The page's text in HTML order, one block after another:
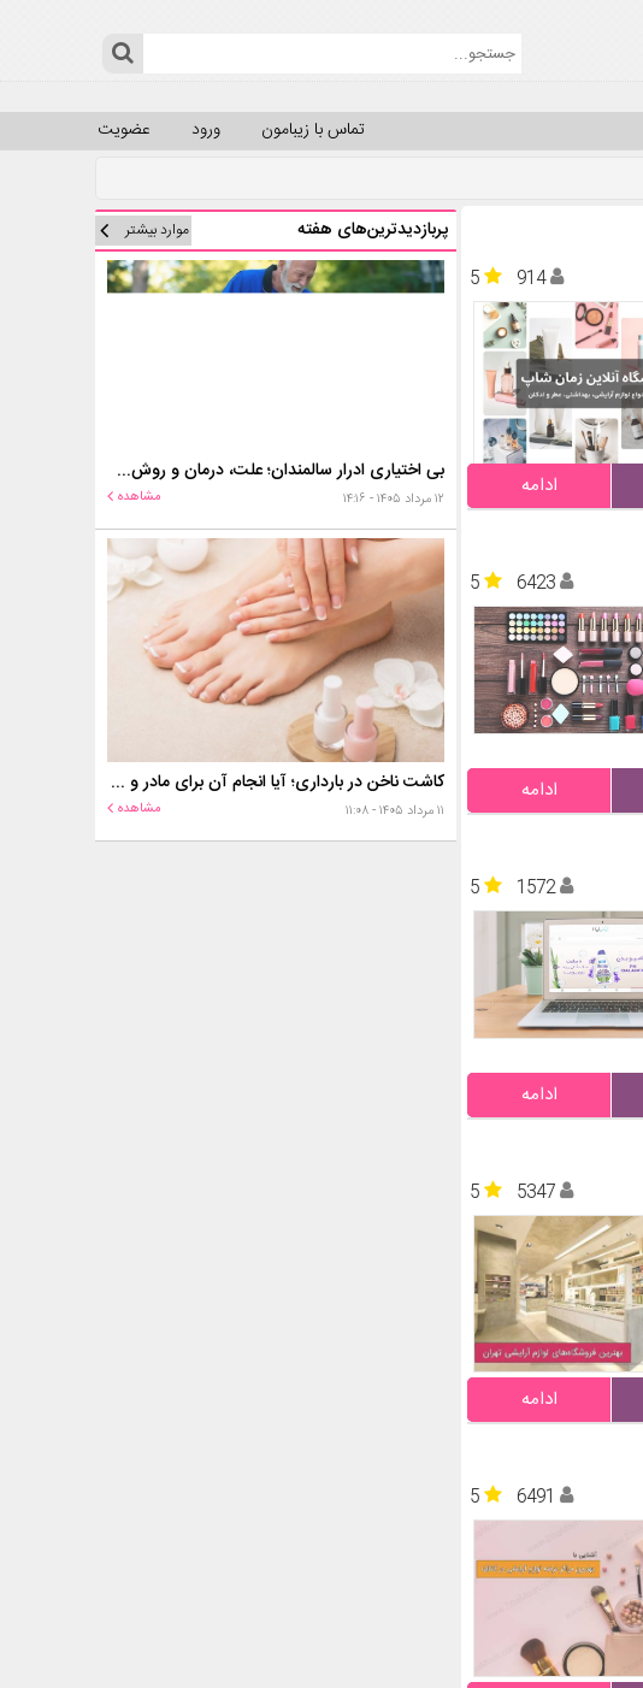
عضویت ورود تماس با زیبامون
5
914
ادامه
5
6423
ادامه
5
1572
ادامه
5
5347
ادامه
5
6491
پربازدیدترین‌های هفته موارد بیشتر
بی اختیاری ادرار سالمندان؛ علت، درمان و روش‌های کنترل در منزل
۱۲ مرداد ۱۴۰۵ - ۱۴:۱۶ مشاهده
کاشت ناخن در بارداری؛ آیا انجام آن برای مادر و جنین خطر دارد؟
۱۱ مرداد ۱۴۰۵ - ۱۱:۰۸ مشاهده